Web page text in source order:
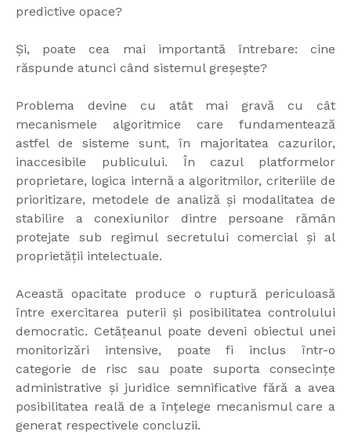
predictive opace?
Și, poate cea mai importantă întrebare: cine
răspunde atunci când sistemul greșește?
Problema devine cu atât mai gravă cu cât
mecanismele algoritmice care fundamentează
astfel de sisteme sunt, în majoritatea cazurilor,
inaccesibile publicului. În cazul platformelor
proprietare, logica internă a algoritmilor, criteriile de
prioritizare, metodele de analiză și modalitatea de
stabilire a conexiunilor dintre persoane rămân
protejate sub regimul secretului comercial și al
proprietății intelectuale.
Această opacitate produce o ruptură periculoasă
între exercitarea puterii și posibilitatea controlului
democratic. Cetățeanul poate deveni obiectul unei
monitorizări intensive, poate fi inclus într-o
categorie de risc sau poate suporta consecințe
administrative și juridice semnificative fără a avea
posibilitatea reală de a înțelege mecanismul care a
generat respectivele concluzii.